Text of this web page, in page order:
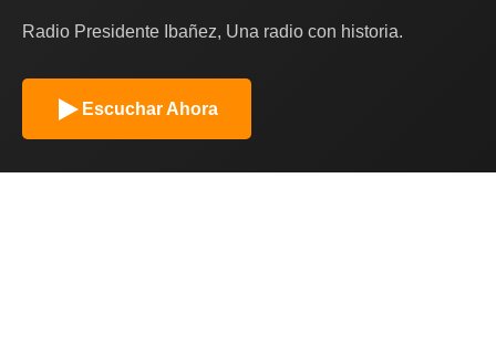
Radio Presidente Ibañez, Una radio con historia.
Escuchar Ahora